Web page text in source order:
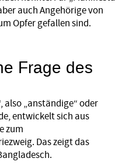
auch Angehörige von
Opfer gefallen sind.
Frage des
also „anständige“ oder
entwickelt sich aus
zum
Das zeigt das